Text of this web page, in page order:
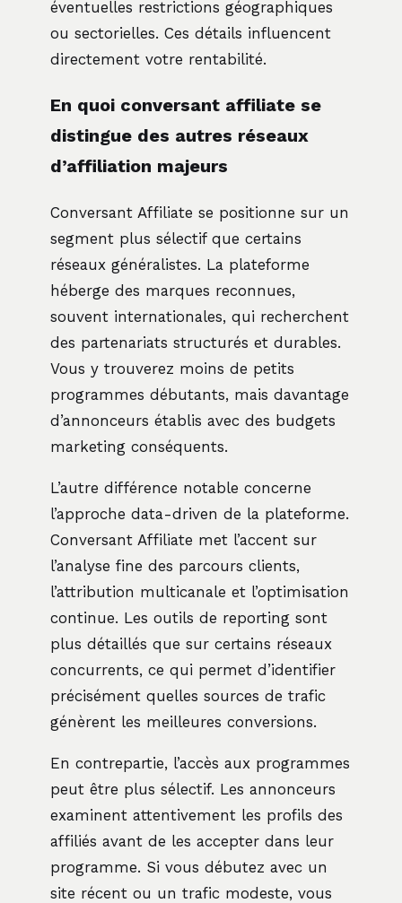
éventuelles restrictions géographiques
ou sectorielles. Ces détails influencent
directement votre rentabilité.
En quoi conversant affiliate se
distingue des autres réseaux
d’affiliation majeurs
Conversant Affiliate se positionne sur un
segment plus sélectif que certains
réseaux généralistes. La plateforme
héberge des marques reconnues,
souvent internationales, qui recherchent
des partenariats structurés et durables.
Vous y trouverez moins de petits
programmes débutants, mais davantage
d’annonceurs établis avec des budgets
marketing conséquents.
L’autre différence notable concerne
l’approche data-driven de la plateforme.
Conversant Affiliate met l’accent sur
l’analyse fine des parcours clients,
l’attribution multicanale et l’optimisation
continue. Les outils de reporting sont
plus détaillés que sur certains réseaux
concurrents, ce qui permet d’identifier
précisément quelles sources de trafic
génèrent les meilleures conversions.
En contrepartie, l’accès aux programmes
peut être plus sélectif. Les annonceurs
examinent attentivement les profils des
affiliés avant de les accepter dans leur
programme. Si vous débutez avec un
site récent ou un trafic modeste, vous